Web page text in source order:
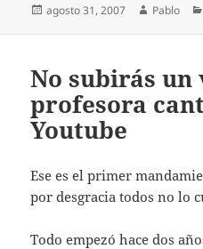
Publicado
agosto 31, 2007 Autor
Pablo
No subirás un
profesora
Youtube
Ese es el primer
por desgracia todos no lo
Todo empezó hace dos